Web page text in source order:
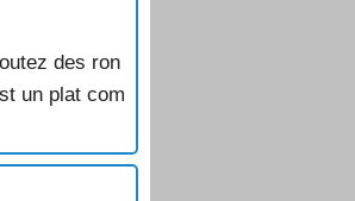
des ron
un plat com